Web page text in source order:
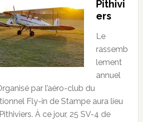
Pithivi
ers
Le
rassemb
lement
annuel
par l’aéro-club du
Fly-in de Stampe aura lieu
À ce jour, 25 SV-4 de